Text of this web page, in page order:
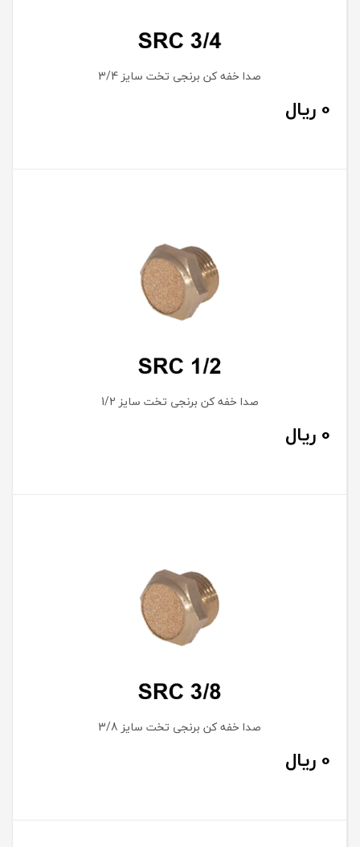
صدا خفه کن برنجی تخت سایز 3/4
0 ریال
صدا خفه کن برنجی تخت سایز 1/2
0 ریال
صدا خفه کن برنجی تخت سایز 3/8
0 ریال